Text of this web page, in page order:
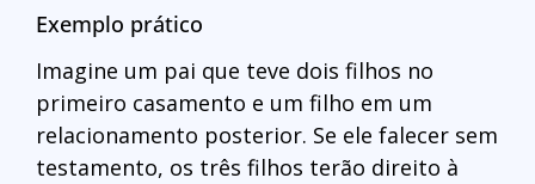
Exemplo prático
Imagine um pai que teve dois filhos no
primeiro casamento e um filho em um
relacionamento posterior. Se ele falecer sem
testamento, os três filhos terão direito à